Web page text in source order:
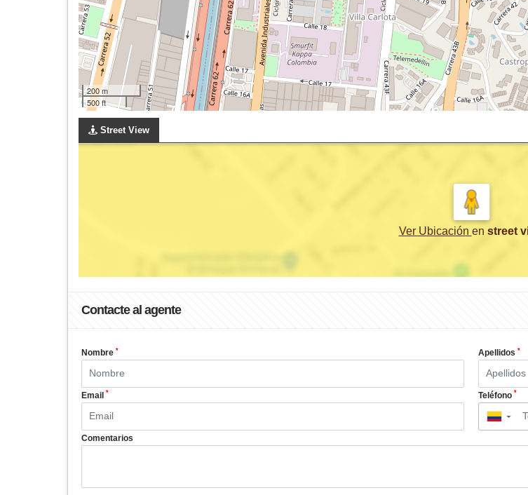
200 m
500 ft
Street View
Ver Ubicación en street
Contacte al agente
Nombre * Apellidos *
Email * Teléfono *
▼
Comentarios